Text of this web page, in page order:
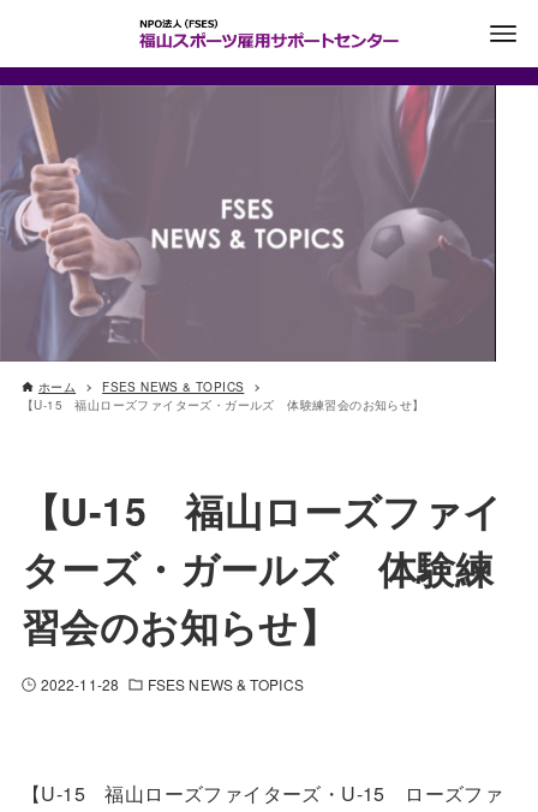
ホーム
FSES NEWS & TOPICS
【U-15 福山ローズファイターズ・ガールズ 体験練習会のお知らせ】
【U-15 福山ローズファイ
ターズ・ガールズ 体験練
習会のお知らせ】
2022-11-28 FSES NEWS & TOPICS
【U-15 福山ローズファイターズ・U-15 ローズファ